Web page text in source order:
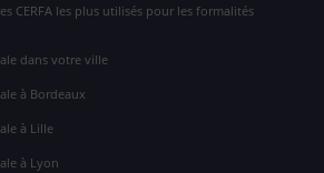
CERFA les plus utilisés pour les formalités
dans votre ville
à Bordeaux
à Lille
à Lyon